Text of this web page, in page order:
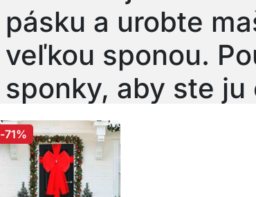
pásku a urobte
veľkou sponou.
sponky, aby ste ju
stabilnejšie upev
-71%